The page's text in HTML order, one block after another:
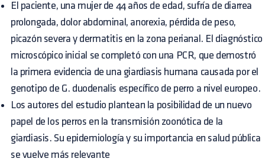
El paciente, una mujer de 44 años de edad, sufría de diarrea
prolongada, dolor abdominal, anorexia, pérdida de peso,
picazón severa y dermatitis en la zona perianal. El diagnóstico
microscópico inicial se completó con una PCR, que demostró
la primera evidencia de una giardiasis humana causada por el
genotipo de G. duodenalis específico de perro a nivel europeo.
Los autores del estudio plantean la posibilidad de un nuevo
papel de los perros en la transmisión zoonótica de la
giardiasis. Su epidemiología y su importancia en salud pública
se vuelve más relevante